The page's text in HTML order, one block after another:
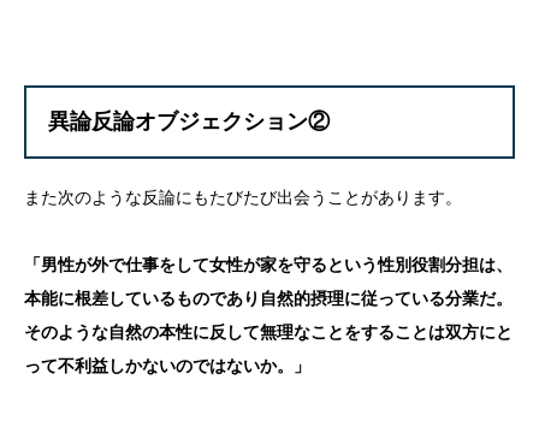
異論反論オブジェクション②
また次のような反論にもたびたび出会うことがあります。
「男性が外で仕事をして女性が家を守るという性別役割分担は、
本能に根差しているものであり自然的摂理に従っている分業だ。
そのような自然の本性に反して無理なことをすることは双方にと
って不利益しかないのではないか。」